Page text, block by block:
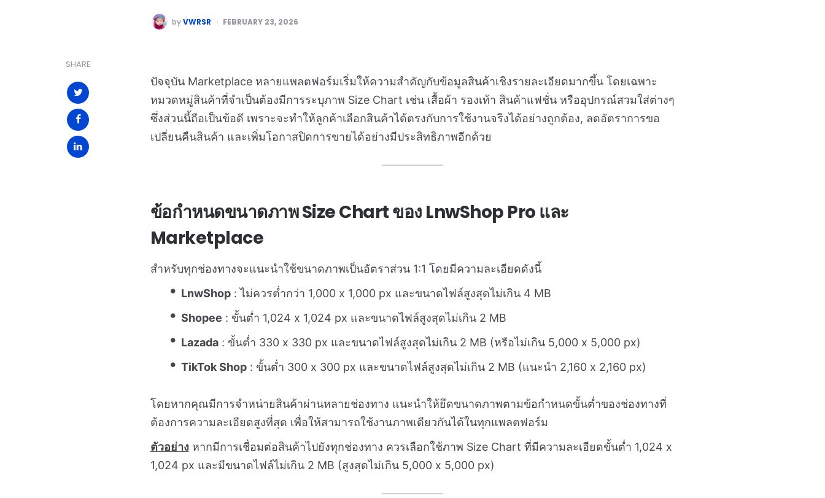
by VWRSR FEBRUARY 23, 2026
SHARE
ปัจจุบัน Marketplace หลายแพลตฟอร์มเริ่มให้ความสำคัญกับข้อมูลสินค้าเชิงรายละเอียดมากขึ้น โดยเฉพาะ
หมวดหมู่สินค้าที่จำเป็นต้องมีการระบุภาพ Size Chart เช่น เสื้อผ้า รองเท้า สินค้าแฟชั่น หรืออุปกรณ์สวมใส่ต่างๆ
ซึ่งส่วนนี้ถือเป็นข้อดี เพราะจะทำให้ลูกค้าเลือกสินค้าได้ตรงกับการใช้งานจริงได้อย่างถูกต้อง, ลดอัตราการขอ
เปลี่ยนคืนสินค้า และเพิ่มโอกาสปิดการขายได้อย่างมีประสิทธิภาพอีกด้วย
ข้อกำหนดขนาดภาพ Size Chart ของ LnwShop Pro และ
Marketplace
สำหรับทุกช่องทางจะแนะนำใช้ขนาดภาพเป็นอัตราส่วน 1:1 โดยมีความละเอียดดังนี้
LnwShop: ไม่ควรต่ำกว่า 1,000 x 1,000 px และขนาดไฟล์สูงสุดไม่เกิน 4 MB
Shopee : ขั้นต่ำ 1,024 x 1,024 px และขนาดไฟล์สูงสุดไม่เกิน 2 MB
Lazada: ขั้นต่ำ 330 x 330 px และขนาดไฟล์สูงสุดไม่เกิน 2 MB (หรือไม่เกิน 5,000 x 5,000 px)
TikTok Shop: ขั้นต่ำ 300 x 300 px และขนาดไฟล์สูงสุดไม่เกิน 2 MB (แนะนำ 2,160 x 2,160 px)
โดยหากคุณมีการจำหน่ายสินค้าผ่านหลายช่องทาง แนะนำให้ยึดขนาดภาพตามข้อกำหนดขั้นต่ำของช่องทางที่
ต้องการความละเอียดสูงที่สุด เพื่อให้สามารถใช้งานภาพเดียวกันได้ในทุกแพลตฟอร์ม
ตัวอย่างหากมีการเชื่อมต่อสินค้าไปยังทุกช่องทาง ควรเลือกใช้ภาพ Size Chart ที่มีความละเอียดขั้นต่ำ 1,024 x
1,024 px และมีขนาดไฟล์ไม่เกิน 2 MB (สูงสุดไม่เกิน 5,000 x 5,000 px)